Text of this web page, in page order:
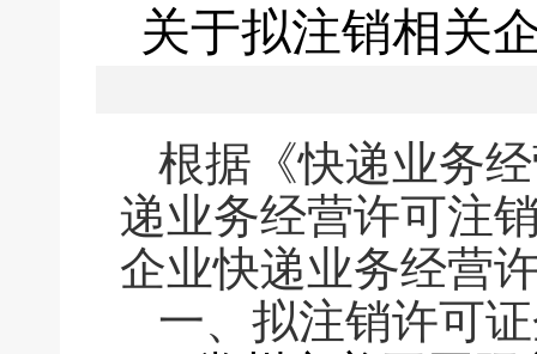
关于拟注销相关
根据《快递业务
递业务经营许可注
企业快递业务经营
一、拟注销许可